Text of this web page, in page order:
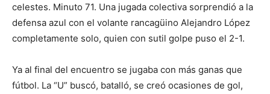
celestes. Minuto 71. Una jugada colectiva sorprendió a la
defensa azul con el volante rancagüino Alejandro López
completamente solo, quien con sutil golpe puso el 2-1.
Ya al final del encuentro se jugaba con más ganas que
fútbol. La “U” buscó, batalló, se creó ocasiones de gol,